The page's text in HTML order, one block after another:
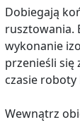
Dobiegają
rusztowania.
wykonanie
przenieśli się
czasie
Wewnątrz